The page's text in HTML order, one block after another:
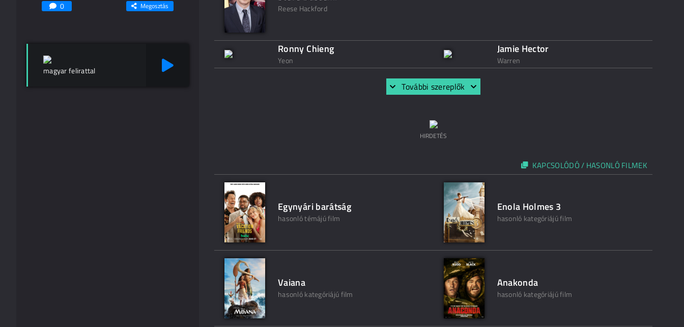
0 Megosztás
magyar felirattal
Reese Hackford
Ronny Chieng
Yeon
Jamie Hector
Warren
További szereplők
HIRDETÉS
KAPCSOLÓDÓ / HASONLÓ FILMEK
Egynyári barátság
hasonló témájú film
Enola Holmes 3
hasonló kategóriájú film
Vaiana
hasonló kategóriájú film
Anakonda
hasonló kategóriájú film